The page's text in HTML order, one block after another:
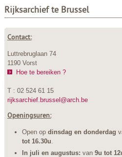
Rijksarchief te Brussel
Contact:
Luttrebruglaan 74
1190 Vorst
Hoe te bereiken ?
T : 02 524 61 15
rijksarchief.brussel@arch.be
Openingsuren:
Open op dinsdag en donderdag
tot 16.30u.
In juli en augustus: van 9u tot